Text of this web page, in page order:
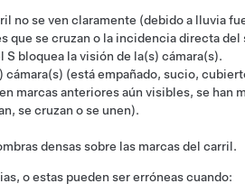
no se ven claramente (debido a lluvia
que se cruzan o la incidencia directa
S bloquea la visión de la(s) cámara(s).
cámara(s) (está empañado, sucio,
marcas anteriores aún visibles, se han
se cruzan o se unen).
densas sobre las marcas del carril.
o estas pueden ser erróneas cuando: